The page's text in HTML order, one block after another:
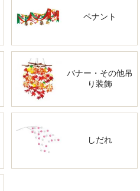
ペナント
バナー・その他吊
り装飾
しだれ